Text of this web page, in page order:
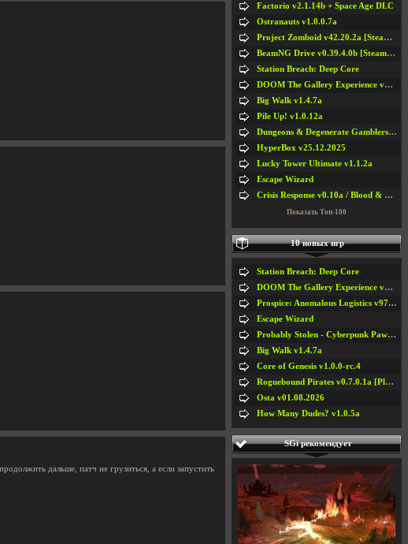
дальше, патч не грузиться, а если запустить
Factorio v2.1.14b + Space Age DLC
Ostranauts v1.0.0.7a
Project Zomboid v42.20.2a [Steam Early Access]
BeamNG Drive v0.39.4.0b [Steam Early Access]
Station Breach: Deep Core
DOOM The Gallery Experience v1.4.2
Big Walk v1.4.7a
Pile Up! v1.0.12a
Dungeons & Degenerate Gamblers v2.0.2a
HyperBox v25.12.2025
Lucky Tower Ultimate v1.1.2a
Escape Wizard
Crisis Response v0.10a / Blood & Bullet
Показать Топ-100
10 новых игр
Station Breach: Deep Core
DOOM The Gallery Experience v1.4.2
Prospice: Anomalous Logistics v97 [Playtest]
Escape Wizard
Probably Stolen - Cyberpunk Pawnshop Simulator v048c [Playtest]
Big Walk v1.4.7a
Core of Genesis v1.0.0-rc.4
Roguebound Pirates v0.7.0.1a [Playtest]
Osta v01.08.2026
How Many Dudes? v1.0.5a
SGi рекомендует